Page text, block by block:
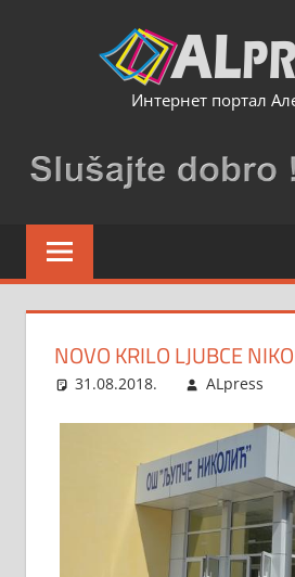
Интернет портал
NOVO KRILO LJUBCE
31.08.2018. ALpress